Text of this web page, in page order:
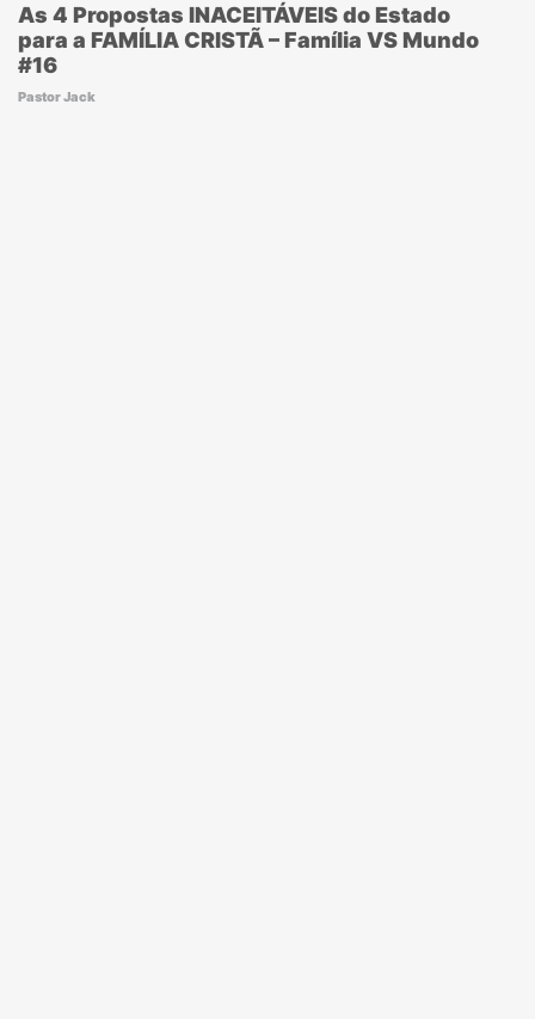
As 4 Propostas INACEITÁVEIS do Estado
para a FAMÍLIA CRISTÃ – Família VS Mundo
#16
Pastor Jack